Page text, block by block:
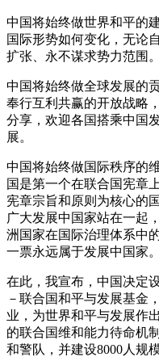
中国将始终做世界和平的
国际形势如何变化，无论
扩张、永不谋求势力范围。
中国将始终做全球发展的
奉行互利共赢的开放战略
分享，欢迎各国搭乘中国
展。
中国将始终做国际秩序的
国是第一个在联合国宪章
宪章宗旨和原则为核心的
广大发展中国家站在一起
洲国家在国际治理体系中
一票永远属于发展中国家。
在此，我宣布，中国决定
－联合国和平与发展基金
业，为世界和平与发展作
的联合国维和能力待命机
和警队，并建设8000人规